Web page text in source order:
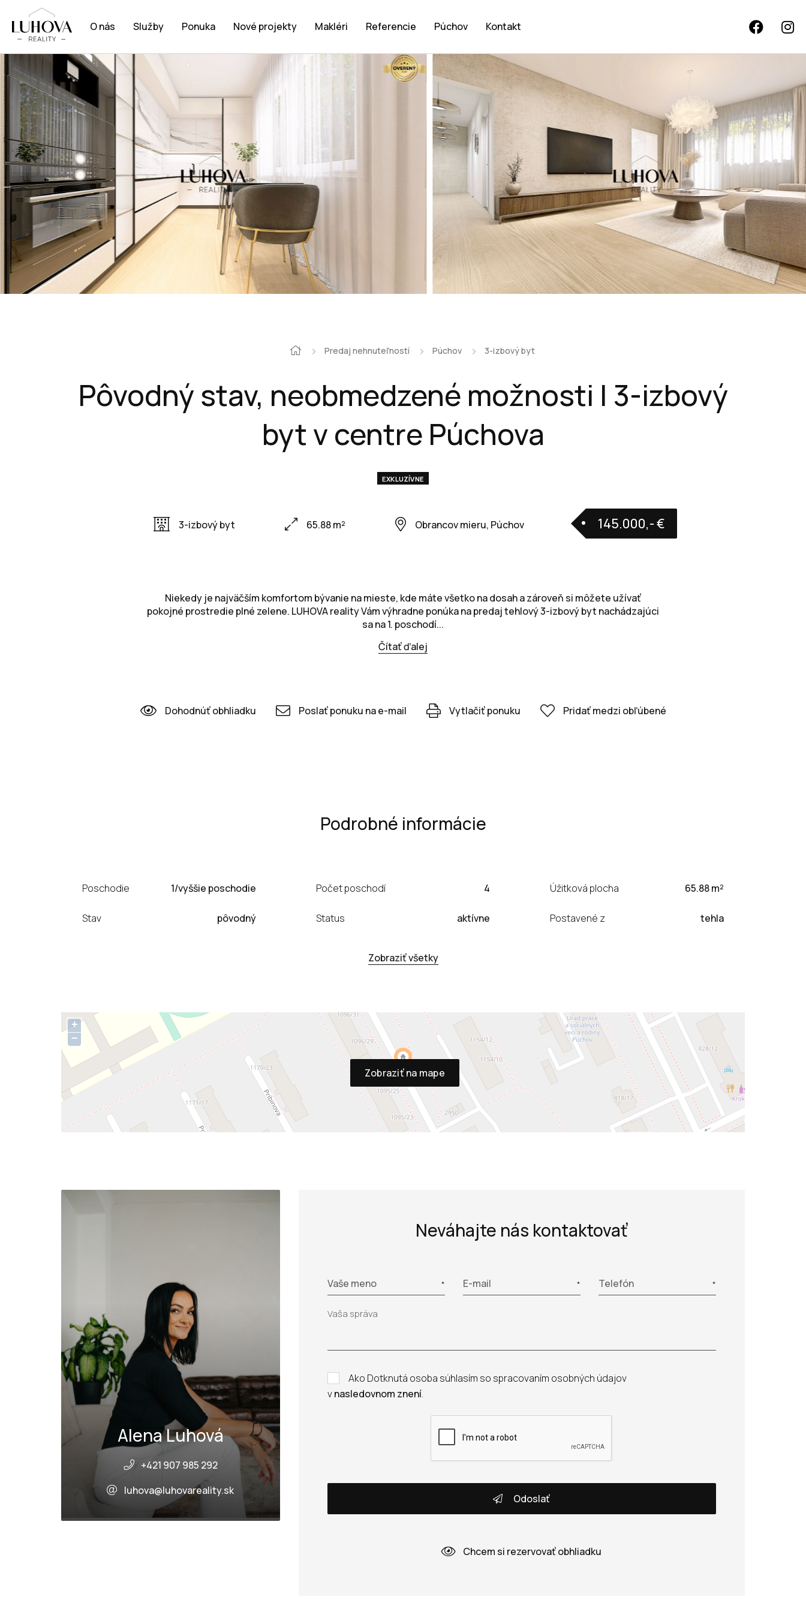
O nás Služby Ponuka Nové projekty Makléri Referencie Púchov Kontakt
Predaj nehnuteľností Púchov 3-izbový byt
Pôvodný stav, neobmedzené možnosti | 3-izbový
byt v centre Púchova
EXKLUZÍVNE
3-izbový byt 65.88 m² Obrancov mieru, Púchov 145.000,- €
Niekedy je najväčším komfortom bývanie na mieste, kde máte všetko na dosah a zároveň si môžete užívať
pokojné prostredie plné zelene. LUHOVA reality Vám výhradne ponúka na predaj tehlový 3-izbový byt nachádzajúci
sa na 1. poschodí...
Čítať ďalej
Dohodnúť obhliadku Poslať ponuku na e-mail Vytlačiť ponuku Pridať medzi obľúbené
Podrobné informácie
Poschodie 1/vyššie poschodie Počet poschodí 4 Úžitková plocha 65.88 m²
Stav pôvodný Status aktívne Postavené z tehla
Zobraziť všetky
Zobraziť na mape
+
−
Alena Luhová
+421 907 985 292
luhova@luhovareality.sk
Neváhajte nás kontaktovať
Vaše meno E-mail Telefón
Ako Dotknutá osoba súhlasím so spracovaním osobných údajov
vnasledovnom znení.
Odoslať
Chcem si rezervovať obhliadku